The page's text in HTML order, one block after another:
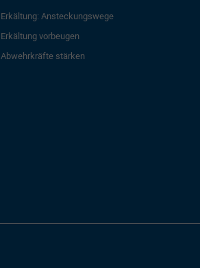
Erkältung: Ansteckungswege
Erkältung vorbeugen
Abwehrkräfte stärken